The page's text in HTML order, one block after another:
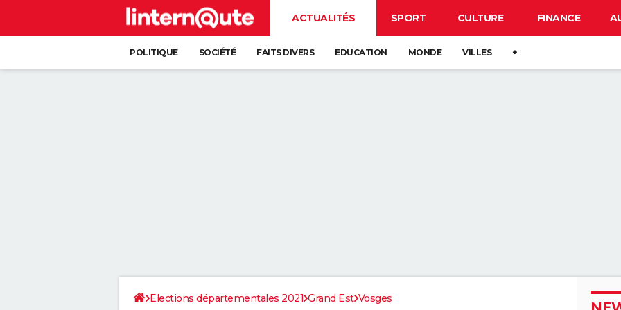
ACTUALITÉS SPORT CULTURE FINANCE
POLITIQUE SOCIÉTÉ FAITS DIVERS EDUCATION MONDE VILLES +
Elections départementales 2021 Grand Est Vosges